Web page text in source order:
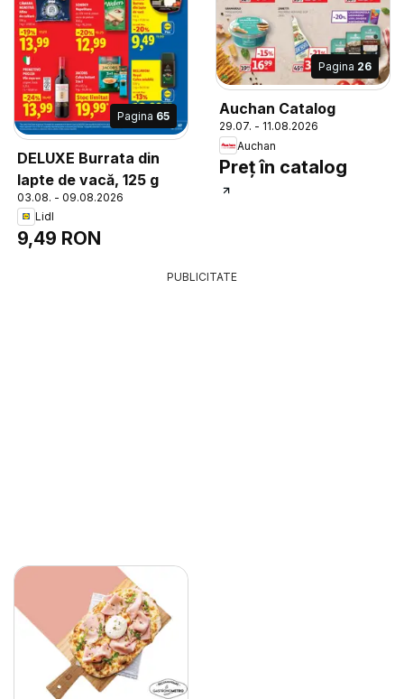
Pagina 65
DELUXE Burrata din
lapte de vacă, 125 g
03.08. - 09.08.2026
Lidl
9,49 RON
Pagina 26
Auchan Catalog
29.07. - 11.08.2026
Auchan
Preț în catalog
PUBLICITATE